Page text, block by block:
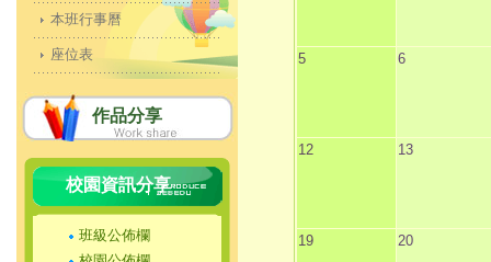
本班行事曆
座位表
作品分享
校園資訊分享
班級公佈欄
5 6
12 13
19 20